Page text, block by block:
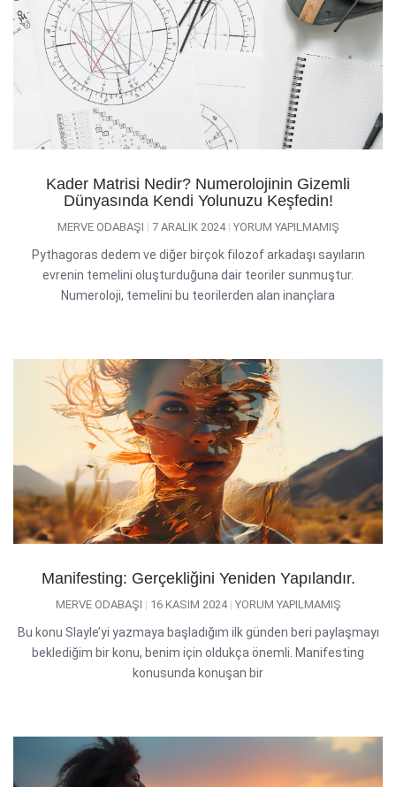
Kader Matrisi Nedir? Numerolojinin Gizemli
Dünyasında Kendi Yolunuzu Keşfedin!
MERVE ODABAŞI 7 ARALIK 2024 YORUM YAPILMAMIŞ
Pythagoras dedem ve diğer birçok filozof arkadaşı sayıların
evrenin temelini oluşturduğuna dair teoriler sunmuştur.
Numeroloji, temelini bu teorilerden alan inançlara
Manifesting: Gerçekliğini Yeniden Yapılandır.
MERVE ODABAŞI 16 KASIM 2024 YORUM YAPILMAMIŞ
Bu konu Slayle’yi yazmaya başladığım ilk günden beri paylaşmayı
beklediğim bir konu, benim için oldukça önemli. Manifesting
konusunda konuşan bir